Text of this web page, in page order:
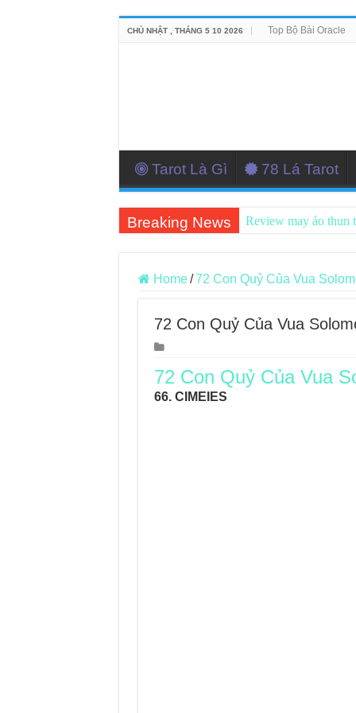
CHỦ NHẬT , THÁNG 5 10 2026 Top Bộ Bài Oracle
Tarot Là Gì 78 Lá Tarot
Breaking News
Review may áo thun
Konxari Cards –
Journey Of Love
Journey Of Love
Home / 72 Con Quỷ Của Vua
72 Con Quỷ Của Vua
72 Con Quỷ Của Vua
66. CIMEIES